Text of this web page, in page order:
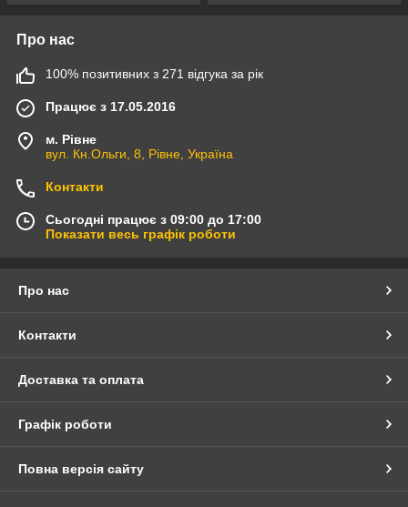
Про нас
100% позитивних з 271 відгука за рік
Працює з 17.05.2016
м. Рівне
вул. Кн.Ольги, 8, Рівне, Україна
Контакти
Сьогодні працює з 09:00 до 17:00
Показати весь графік роботи
Про нас
Контакти
Доставка та оплата
Графік роботи
Повна версія сайту